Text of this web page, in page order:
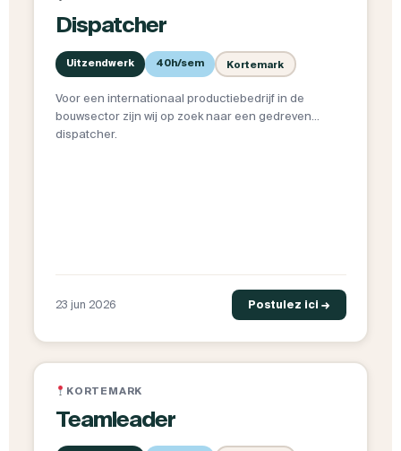
Dispatcher
Uitzendwerk 40h/sem Kortemark
Voor een internationaal productiebedrijf in de
bouwsector zijn wij op zoek naar een gedreven
dispatcher.
23 jun 2026 Postulez ici →
KORTEMARK
Teamleader